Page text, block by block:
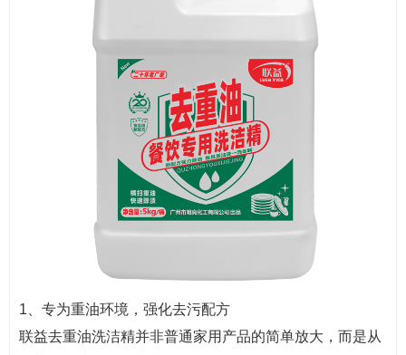
1、专为重油环境，强化去污配方
联益去重油洗洁精并非普通家用产品的简单放大，而是从